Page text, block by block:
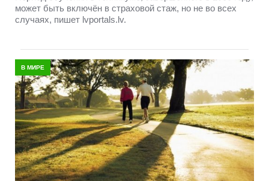
может быть включён в страховой стаж, но не во всех
случаях, пишет lvportals.lv.
В МИРЕ